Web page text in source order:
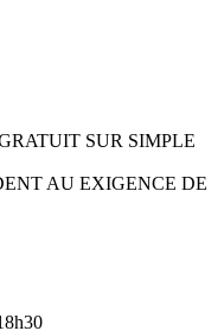
SUR SIMPLE
AU EXIGENCE DE